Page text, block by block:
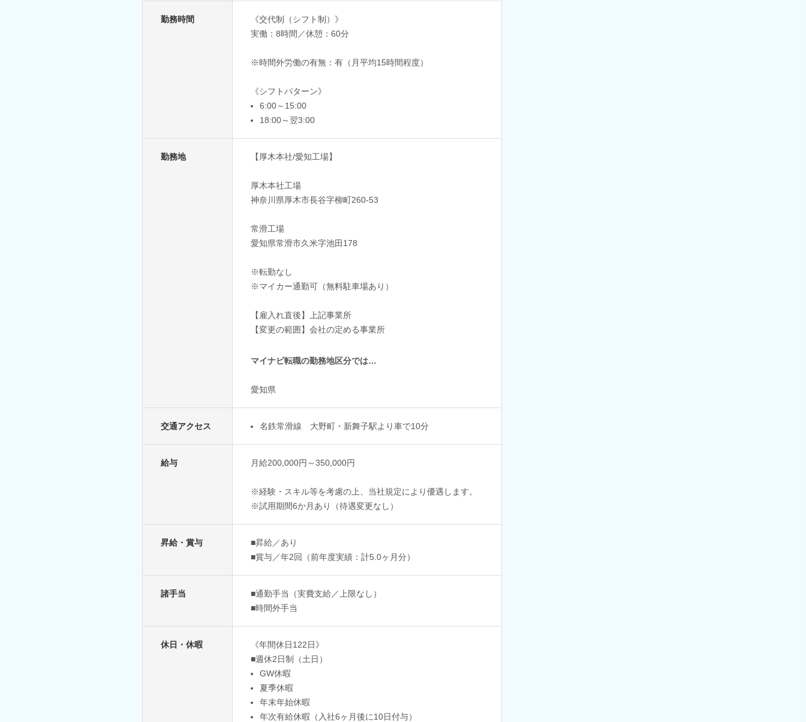
勤務時間
《交代制（シフト制）》
実働：8時間／休憩：60分
※時間外労働の有無：有（月平均15時間程度）
《シフトパターン》
6:00～15:00
18:00～翌3:00
勤務地 【厚木本社/愛知工場】
厚木本社工場
神奈川県厚木市長谷字柳町260-53
常滑工場
愛知県常滑市久米字池田178
※転勤なし
※マイカー通勤可（無料駐車場あり）
【雇入れ直後】上記事業所
【変更の範囲】会社の定める事業所
マイナビ転職の勤務地区分では…
愛知県
交通アクセス 名鉄常滑線 大野町・新舞子駅より車で10分
給与 月給200,000円～350,000円
※経験・スキル等を考慮の上、当社規定により優遇します。
※試用期間6か月あり（待遇変更なし）
昇給・賞与
■昇給／あり
■賞与／年2回（前年度実績：計5.0ヶ月分）
諸手当
■通勤手当（実費支給／上限なし）
■時間外手当
休日・休暇
《年間休日122日》
■週休2日制（土日）
GW休暇
夏季休暇
年末年始休暇
年次有給休暇（入社6ヶ月後に10日付与）